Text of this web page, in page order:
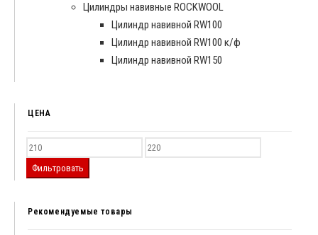
Цилиндры навивные ROCKWOOL
Цилиндр навивной RW100
Цилиндр навивной RW100 к/ф
Цилиндр навивной RW150
ЦЕНА
Фильтровать
Рекомендуемые товары